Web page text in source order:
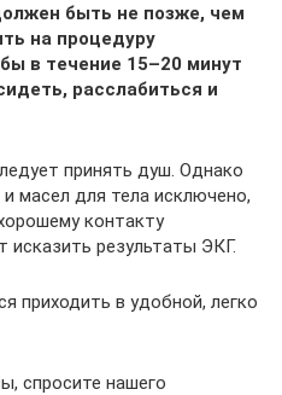
быть не позже, чем
на процедуру
в течение 15–20 минут
расслабиться и
принять душ. Однако
масел для тела исключено,
контакту
исказить результаты ЭКГ.
приходить в удобной, легко
спросите нашего